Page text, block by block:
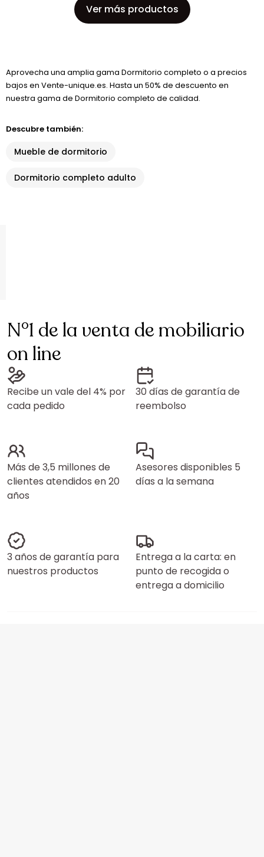
Ver más productos
Aprovecha una amplia gama Dormitorio completo o a precios
bajos en Vente-unique.es. Hasta un 50% de descuento en
nuestra gama de Dormitorio completo de calidad.
Descubre también:
Mueble de dormitorio
Dormitorio completo adulto
N°1 de la venta de mobiliario
on line
Recibe un vale del 4% por
cada pedido
30 días de garantía de
reembolso
Más de 3,5 millones de
clientes atendidos en 20
años
Asesores disponibles 5
días a la semana
3 años de garantía para
nuestros productos
Entrega a la carta: en
punto de recogida o
entrega a domicilio